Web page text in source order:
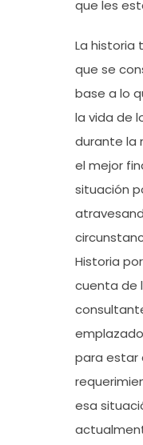
que les
La historia
que se
base a lo
la vida de
durante la
el mejor
situación
Historia
cuenta de
para estar
esa